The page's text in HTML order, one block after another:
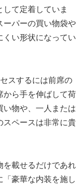
て定着していま
ーパーの買い物袋や
くい形状になってい
スするには前席の
から手を伸ばして荷
い物や、一人または
スペースは非常に貴
を載せるだけであれ
「豪華な内装を施し